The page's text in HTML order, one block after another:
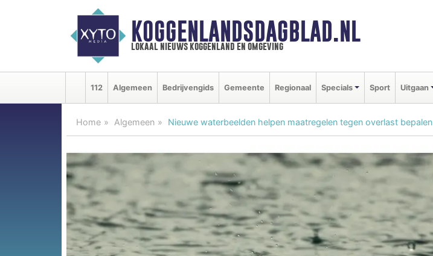
KOGGENLANDSDAGBLAD.NL
lokaal nieuws koggenland en omgeving
112 Algemeen Bedrijvengids Gemeente Regionaal Specials Sport Uitgaan
Home Algemeen Nieuwe waterbeelden helpen maatregelen tegen overlast bepalen